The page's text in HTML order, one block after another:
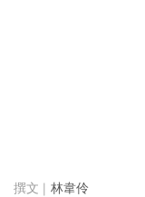
林韋伶